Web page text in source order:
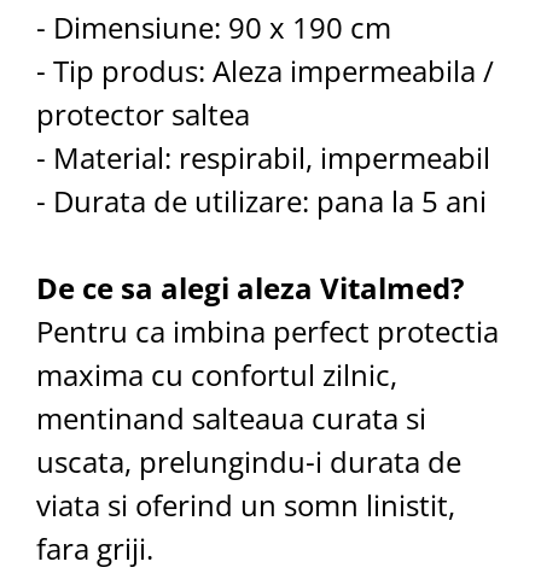
- Dimensiune: 90 x 190 cm
- Tip produs: Aleza impermeabila /
protector saltea
- Material: respirabil, impermeabil
- Durata de utilizare: pana la 5 ani
De ce sa alegi aleza Vitalmed?
Pentru ca imbina perfect protectia
maxima cu confortul zilnic,
mentinand salteaua curata si
uscata, prelungindu-i durata de
viata si oferind un somn linistit,
fara griji.